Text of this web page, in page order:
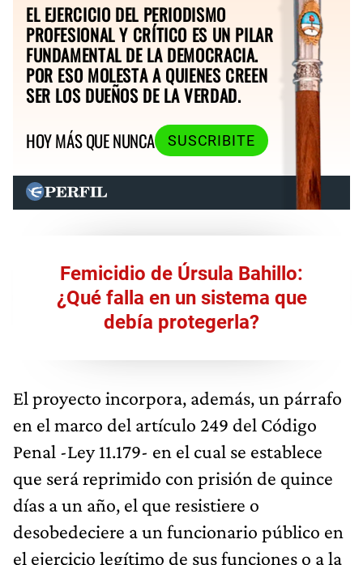
EL EJERCICIO DEL PERIODISMO
PROFESIONAL Y CRÍTICO ES UN PILAR
FUNDAMENTAL DE LA DEMOCRACIA.
POR ESO MOLESTA A QUIENES CREEN
SER LOS DUEÑOS DE LA VERDAD.
HOY MÁS QUE NUNCA
SUSCRIBITE
Femicidio de Úrsula Bahillo:
¿Qué falla en un sistema que
debía protegerla?
El proyecto incorpora, además, un párrafo
en el marco del artículo 249 del Código
Penal -Ley 11.179- en el cual se establece
que será reprimido con prisión de quince
días a un año, el que resistiere o
desobedeciere a un funcionario público en
el ejercicio legítimo de sus funciones o a la